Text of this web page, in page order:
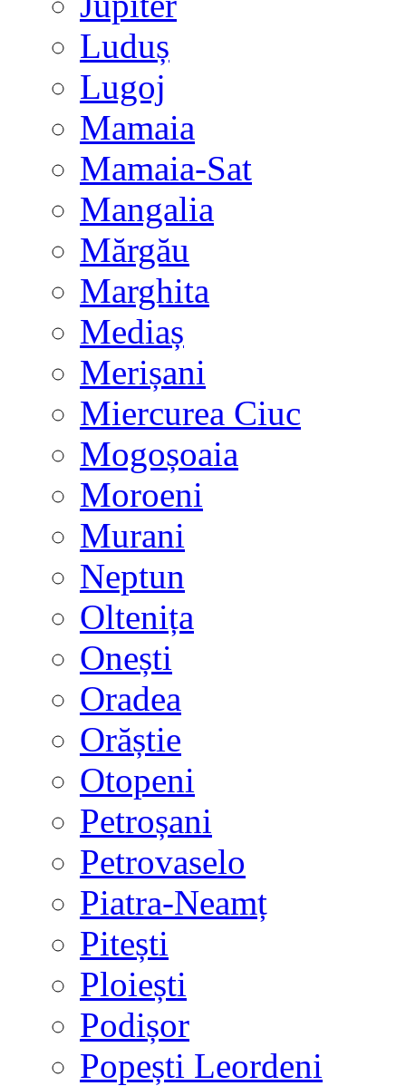
Luduș
Lugoj
Mamaia
Mamaia-Sat
Mangalia
Mărgău
Marghita
Mediaș
Merișani
Miercurea Ciuc
Mogoșoaia
Moroeni
Murani
Neptun
Oltenița
Onești
Oradea
Orăștie
Otopeni
Petroșani
Petrovaselo
Piatra-Neamț
Pitești
Ploiești
Podișor
Popești Leordeni